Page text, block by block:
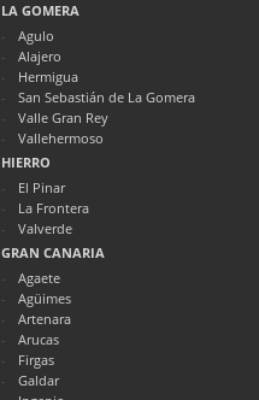
LA GOMERA
Agulo
Alajero
Hermigua
San Sebastián de La Gomera
Valle Gran Rey
Vallehermoso
HIERRO
El Pinar
La Frontera
Valverde
GRAN CANARIA
Agaete
Agüimes
Artenara
Arucas
Firgas
Galdar